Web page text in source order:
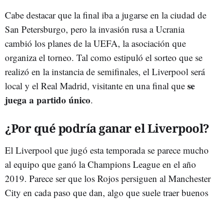
Cabe destacar que la final iba a jugarse en la ciudad de
San Petersburgo, pero la invasión rusa a Ucrania
cambió los planes de la UEFA, la asociación que
organiza el torneo. Tal como estipuló el sorteo que se
realizó en la instancia de semifinales, el Liverpool será
local y el Real Madrid, visitante en una final que se
juega a partido único.
¿Por qué podría ganar el Liverpool?
El Liverpool que jugó esta temporada se parece mucho
al equipo que ganó la Champions League en el año
2019. Parece ser que los Rojos persiguen al Manchester
City en cada paso que dan, algo que suele traer buenos